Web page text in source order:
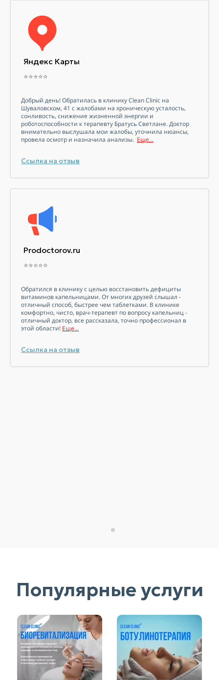
Яндекс Карты
⭐⭐⭐⭐⭐
Добрый день! Обратилась в клинику Clean Clinic на
Шуваловском, 41 с жалобами на хроническую усталость,
сонливость, снижение жизненной энергии и
роботоспособности к терапевту Братусь Светлане. Доктор
внимательно выслушала мои жалобы, уточнила нюансы,
провела осмотр и назначила анализы. Еще...
Ссылка на отзыв
Prodoctorov.ru
⭐⭐⭐⭐⭐
Обратился в клинику с целью восстановить дефициты
витаминов капельницами. От многих друзей слышал -
отличный способ, быстрее чем таблетками. В клинике
комфортно, чисто, врач-терапевт по вопросу капельниц -
отличный доктор, все рассказала, точно профессионал в
этой области! Еще...
Ссылка на отзыв
Популярные услуги